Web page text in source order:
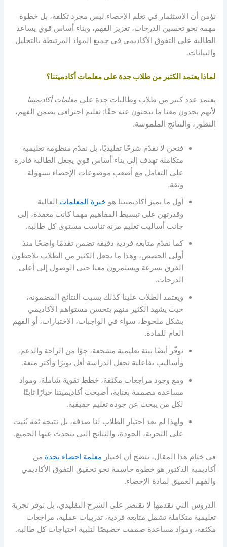
نؤمن أن الاستثمار في تعلم الإحصاء ليس مجرد تكلفة، بل خطوة
مهمة نحو تحسين الدرجات، تعزيز الفهم، وبناء أساس قوي يساعد
الطالبة على التفوق الأكاديمي في جميع المواد المرتبطة بالتحليل
والبيانات.
لماذا يعتمد الكثير من طلاب جدة على معلمات أكادميتنا؟
يعتمد عدد كبير من طلاب وطالبات جدة على معلمات أكاديميتنا
لأنهم يجدون معنا ما يبحثون عنه حقًا: تعليم احترافي يضمن الفهم،
التطور، والنتائج الملموسة.
فنحن لا نقدّم شرحًا تقليديًا، بل نقدّم منظومة تعليمية
متكاملة تهدف إلى بناء أساس قوي يجعل الطالبة قادرة
على التعامل مع أصعب موضوعات الإحصاء بسهولة
وثقة.
أول ما يميز أكاديميتنا هوخبرة المعلمات العالية
وقدرتهن على تبسيط المفاهيم مهما كانت معقدة، إلى
جانب أساليب تعليم مرنة تناسب مستوى كل طالبة.
كما نقدّم متابعة فردية دقيقة تضمن تقدمًا واضحًا منذ
أولى الحصص، وهذا ما يجعل الكثير من الطلاب يلاحظون
الفرق بسرعة ويستمرون معنا حتى الوصول إلى أعلى
الدرجات.
ويعتمد الطلاب علينا كذلك بسبب النتائج المضمونة،
حيث يشهد الكثير منهم بتحسن مستواهم الأكاديمي
بشكل ملحوظ، سواء في الواجبات، الاختبارات، أو الفهم
العام للمادة.
نوفّر أيضًا بيئة تعليمية مشجعة، جوًا من الراحة والدعم،
وأساليب تفاعلية تجعل الدراسة أقل توترًا وأكثر متعة.
ومع وجود مراجعات مكثفة، خطط تقوية شاملة، ومواد
مساعدة مصممة بعناية، أصبحت أكاديميتنا خيارًا ثابتًا
لكل من يبحث عن جودة تعليم حقيقية.
ولهذا لم يعد اختيار الطلاب لنا صدفة، بل نتيجة ثقة بُنيت
على التجربة، الجودة، والنتائج التي يتحدث عنها الجميع.
في ختام هذا المقال، يتضح أن اختيار معلمة احصاء بجدة من
أكاديمية الدكتور هو خطوة حاسمة نحو تحقيق التفوق الأكاديمي
والفهم العميق لمادة الإحصاء.
الدروس التي نقدمها لا تقتصر على الشرح التقليدي، بل توفر تجربة
تعليمية متكاملة تشمل متابعة فردية، تدريبات عملية، مراجعات
مكثفة، ومواد مساعدة صممت خصيصًا لتلبية احتياجات كل طالبة.